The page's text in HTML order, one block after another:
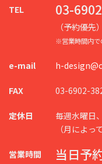
TEL 03-
（予約優先）
※営業時間内で
e-mail h-
FAX 03-6902-
定休日
毎週水曜日
（月によっ
営業時間 当日予